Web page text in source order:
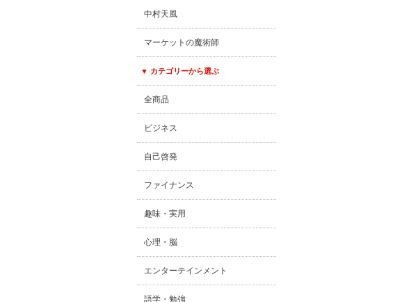
中村天風
マーケットの魔術師
▼ カテゴリーから選ぶ
全商品
ビジネス
自己啓発
ファイナンス
趣味・実用
心理・脳
エンターテインメント
語学・勉強